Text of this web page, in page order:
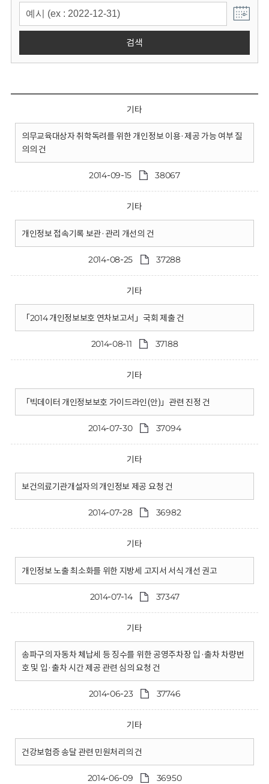
검색
기타
의무교육대상자 취학독려를 위한 개인정보 이용·제공 가능 여부 질
의의 건
2014-09-15 38067
기타
개인정보 접속기록 보관·관리 개선의 건
2014-08-25 37288
기타
「2014 개인정보보호 연차보고서」국회 제출 건
2014-08-11 37188
기타
「빅데이터 개인정보보호 가이드라인(안)」관련 진정 건
2014-07-30 37094
기타
보건의료기관개설자의 개인정보 제공 요청 건
2014-07-28 36982
기타
개인정보 노출 최소화를 위한 지방세 고지서 서식 개선 권고
2014-07-14 37347
기타
송파구의 자동차 체납세 등 징수를 위한 공영주차장 입·출차 차량번
호 및 입·출차 시간 제공 관련 심의 요청 건
2014-06-23 37746
기타
건강보험증 송달 관련 민원처리의 건
2014-06-09 36950